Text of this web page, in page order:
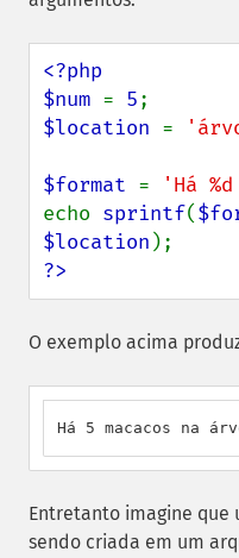
<?php
$num = 5
$location =
$format = 'Há
echo sprintf(
$location
?>
O exemplo acima
Há 5 macacos na
Entretanto imagine que
sendo criada em um